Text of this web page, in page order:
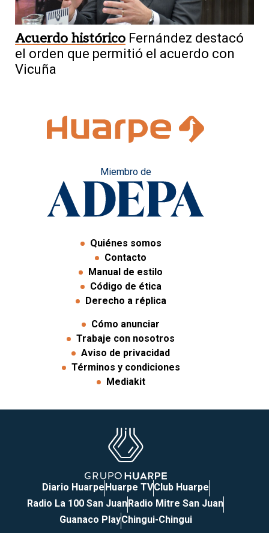
Acuerdo histórico Fernández destacó
el orden que permitió el acuerdo con
Vicuña
Miembro de
Quiénes somos
Contacto
Manual de estilo
Código de ética
Derecho a réplica
Cómo anunciar
Trabaje con nosotros
Aviso de privacidad
Términos y condiciones
Mediakit
Diario HuarpeHuarpe TVClub Huarpe
Radio La 100 San JuanRadio Mitre San Juan
Guanaco PlayChingui-Chingui